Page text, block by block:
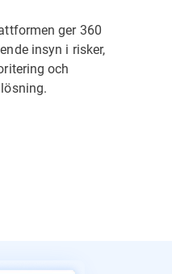
ger 360
insyn i risker,
och